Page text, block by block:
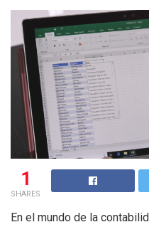
1
SHARES
En el mundo de la